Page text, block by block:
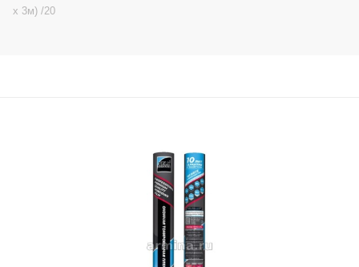
х 3м) /20